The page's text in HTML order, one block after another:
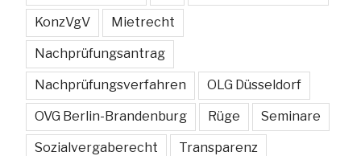
KonzVgV Mietrecht
Nachprüfungsantrag
Nachprüfungsverfahren OLG Düsseldorf
OVG Berlin-Brandenburg Rüge Seminare
Sozialvergaberecht Transparenz